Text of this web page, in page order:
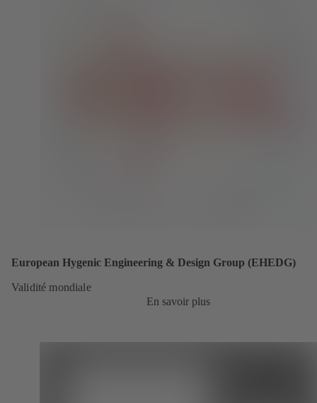
European Hygenic Engineering & Design Group (EHEDG)
Validité mondiale
En savoir plus